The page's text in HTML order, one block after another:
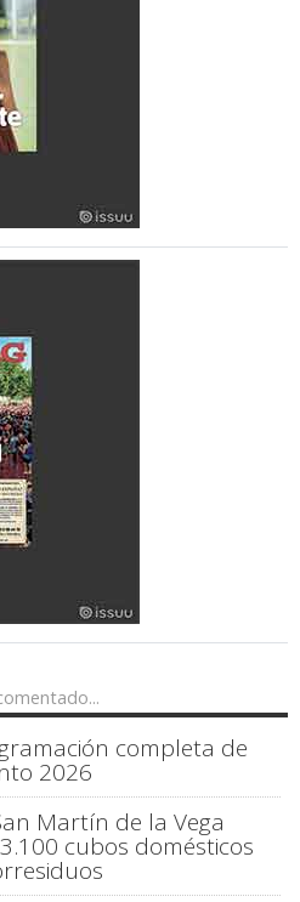
completa de
2026
Martín de la Vega
cubos domésticos